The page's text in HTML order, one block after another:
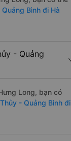
Bình đi Hà
- Quảng
Long, bạn có
- Quảng Bình đi